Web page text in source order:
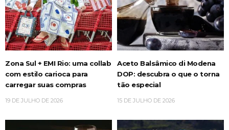
Zona Sul + EMI Rio: uma collab
com estilo carioca para
carregar suas compras
19 DE JULHO DE 2026
Aceto Balsâmico di Modena
DOP: descubra o que o torna
tão especial
15 DE JULHO DE 2026